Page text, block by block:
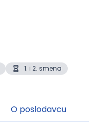
1. i 2. smena
O poslodavcu